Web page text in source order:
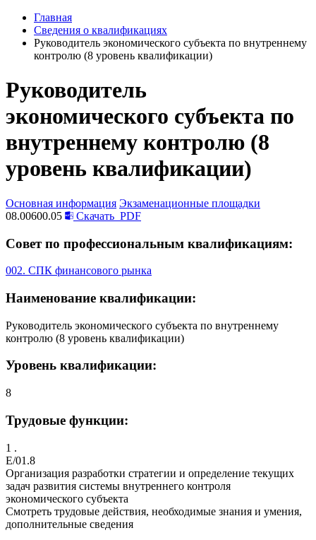
Главная
Сведения о квалификациях
Руководитель экономического субъекта по внутреннему
контролю (8 уровень квалификации)
Руководитель
экономического субъекта по
внутреннему контролю (8
уровень квалификации)
Основная информация Экзаменационные площадки
08.00600.05
Скачать PDF
Совет по профессиональным квалификациям:
002. СПК финансового рынка
Наименование квалификации:
Руководитель экономического субъекта по внутреннему
контролю (8 уровень квалификации)
Уровень квалификации:
8
Трудовые функции:
1 .
E/01.8
Организация разработки стратегии и определение текущих
задач развития системы внутреннего контроля
экономического субъекта
Смотреть трудовые действия, необходимые знания и умения,
дополнительные сведения